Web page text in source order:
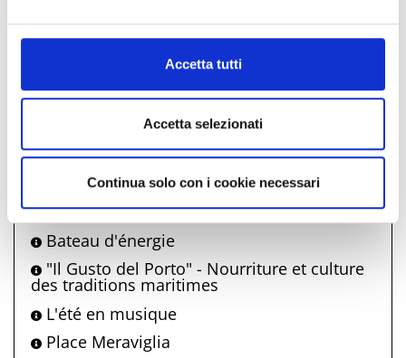
informazioni complete sul trattamento dati clicca qui:
Accetta tutti
Accetta selezionati
Continua solo con i cookie necessari
personnelle d'Antonella Bertoni
traditionnelles de la Romagne
Revue de la présentation du livre
Visite du château avec apéro
Bateau d'énergie
"Il Gusto del Porto" - Nourriture et culture
des traditions maritimes
L'été en musique
Place Meraviglia